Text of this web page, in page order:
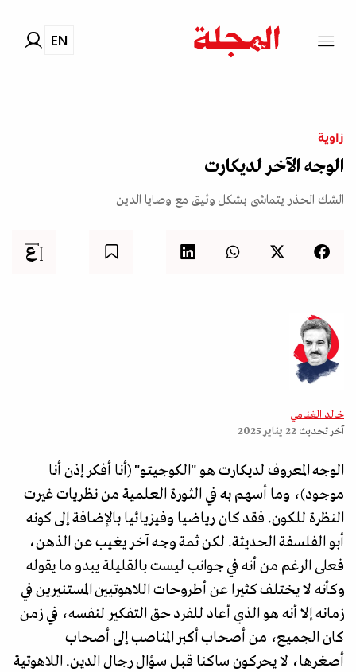
EN
زاوية
الوجه الآخر لديكارت
الشك الحذر يتماشى بشكل وثيق مع وصايا الدين
خالد الغنامي
آخر تحديث 22 يناير 2025
الوجه المعروف لديكارت هو "الكوجيتو" (أنا أفكر إذن أنا
موجود)، وما أسهم به في الثورة العلمية من نظريات غيرت
النظرة للكون. فقد كان رياضيا وفيزيائيا بالإضافة إلى كونه
أبو الفلسفة الحديثة. لكن ثمة وجه آخر يغيب عن الذهن،
فعلى الرغم من أنه في جوانب ليست بالقليلة يبدو ما يقوله
وكأنه لا يختلف كثيرا عن أطروحات اللاهوتيين المستنيرين في
زمانه إلا أنه هو الذي أعاد للفرد حق التفكير لنفسه، في زمن
كان الجميع، من أصحاب أكبر المناصب إلى أصحاب
أصغرها، لا يحركون ساكنا قبل سؤال رجال الدين. اللاهوتية